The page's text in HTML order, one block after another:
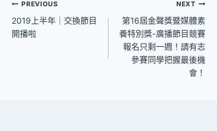
文
章
PREVIOUS
2019上半年｜交換節目
開播啦
NEXT
第16屆金聲獎暨媒體素
養特別獎-廣播節目競賽
報名只剩一週！請有志
參賽同學把握最後機
會！